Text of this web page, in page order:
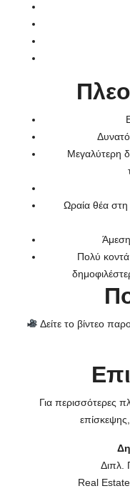
Μεγαλύτερη
Ωραία θέα στη
Πολύ κοντά
Δείτε το βίντεο
Για περισσότερες
Διπλ.
Real